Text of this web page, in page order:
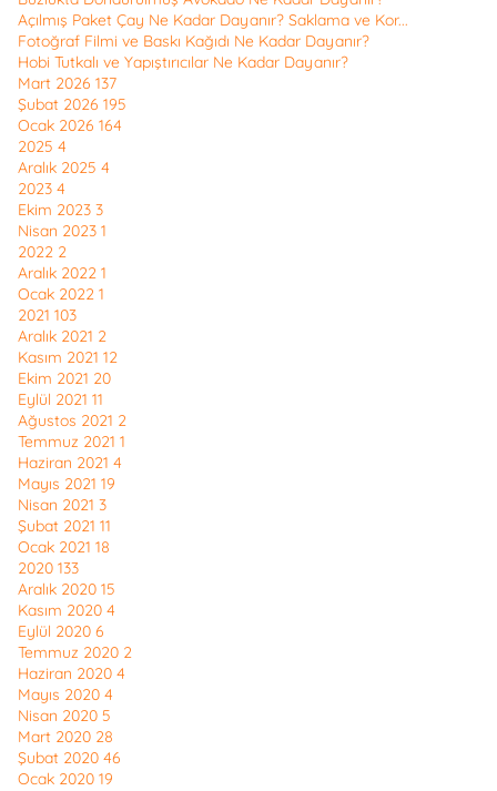
Açılmış Paket Çay Ne Kadar Dayanır? Saklama ve Kor...
Fotoğraf Filmi ve Baskı Kağıdı Ne Kadar Dayanır?
Hobi Tutkalı ve Yapıştırıcılar Ne Kadar Dayanır?
Mart 2026 137
Şubat 2026 195
Ocak 2026 164
2025 4
Aralık 2025 4
2023 4
Ekim 2023 3
Nisan 2023 1
2022 2
Aralık 2022 1
Ocak 2022 1
2021 103
Aralık 2021 2
Kasım 2021 12
Ekim 2021 20
Eylül 2021 11
Ağustos 2021 2
Temmuz 2021 1
Haziran 2021 4
Mayıs 2021 19
Nisan 2021 3
Şubat 2021 11
Ocak 2021 18
2020 133
Aralık 2020 15
Kasım 2020 4
Eylül 2020 6
Temmuz 2020 2
Haziran 2020 4
Mayıs 2020 4
Nisan 2020 5
Mart 2020 28
Şubat 2020 46
Ocak 2020 19